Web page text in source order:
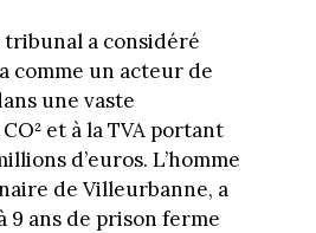
a considéré
comme un acteur de
une vaste
et à la TVA portant
d’euros. L’homme
de Villeurbanne, a
9 ans de prison ferme